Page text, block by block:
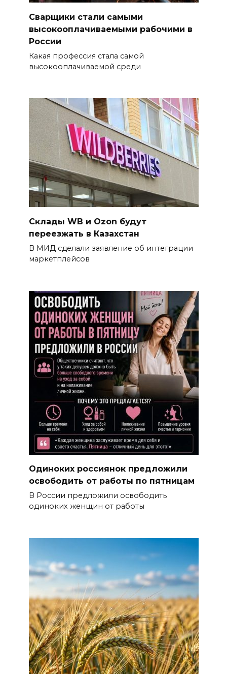
Сварщики стали самыми
высокооплачиваемыми рабочими в
России
Какая профессия стала самой
высокооплачиваемой среди
Склады WB и Ozon будут
переезжать в Казахстан
В МИД сделали заявление об интеграции
маркетплейсов
Одиноких россиянок предложили
освободить от работы по пятницам
В России предложили освободить
одиноких женщин от работы